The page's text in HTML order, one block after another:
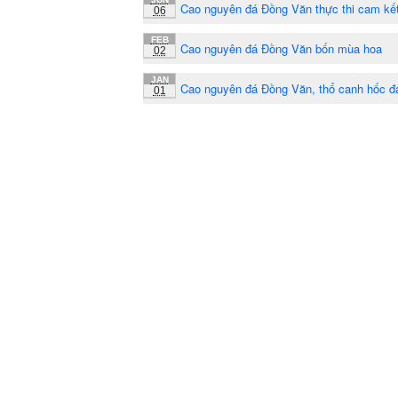
06 Cao nguyên đá Đồng Văn thực thi cam
FEB
02 Cao nguyên đá Đồng Văn bốn mùa hoa
JAN
01 Cao nguyên đá Đồng Văn, thổ canh hốc